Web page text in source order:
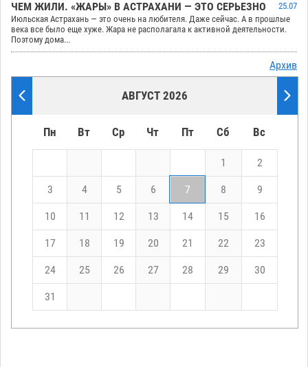
ЧЕМ ЖИЛИ. «ЖАРЫ» В АСТРАХАНИ — ЭТО СЕРЬЕЗНО
25.07
Июльская Астрахань — это очень на любителя. Даже сейчас. А в прошлые
века все было еще хуже. Жара не располагала к активной деятельности.
Поэтому дома...
Архив
АВГУСТ 2026
Пн Вт Ср Чт Пт Сб Вс
1 2
3 4 5 6 7 8 9
10 11 12 13 14 15 16
17 18 19 20 21 22 23
24 25 26 27 28 29 30
31